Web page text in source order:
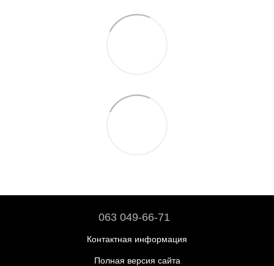
063 049-66-71
Контактная информация
Полная версия сайта